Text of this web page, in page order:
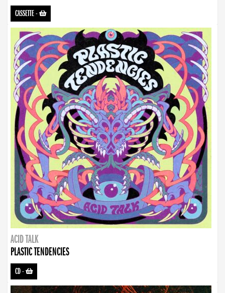
CASSETTE-
ACID TALK
PLASTIC TENDENCIES
CD-